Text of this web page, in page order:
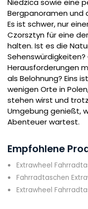
Niedzica sowie eine
Bergpanoramen und
Es ist schwer, nur
Czorsztyn für eine
halten. Ist es die
Herausforderungen
als Belohnung? Eins
wenigen Orte in
stehen wirst und
Umgebung genießt,
Abenteuer wartest.
Empfohlene
Extrawheel
Fahrradtaschen
Extrawheel